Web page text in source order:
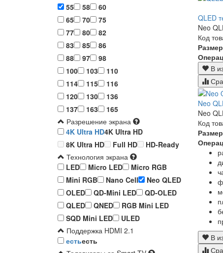
55
58
60
65
70
75
77
80
82
83
85
86
88
97
98
100
103
110
114
115
116
120
130
136
137
163
165
Разрешение экрана
4K Ultra HD4K Ultra HD
8K Ultra HD
Full HD
HD-Ready
Технология экрана
LED
Micro LED
Micro RGB
Mini RGB
Nano Cell
Neo QLED
OLED
QD-Mini LED
QD-OLED
QLED
QNED
RGB Mini LED
SQD Mini LED
ULED
Поддержка HDMI 2.1
естьесть
QLED
Neo
Код
В
Neo
Neo
Код
В